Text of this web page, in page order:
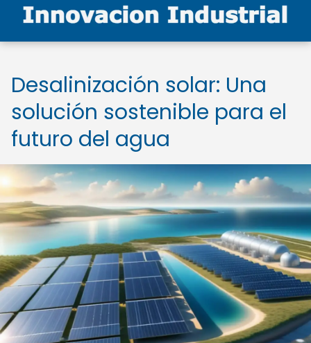
Desalinización solar: Una
solución sostenible para el
futuro del agua